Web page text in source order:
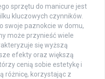
sprzętu do manicure jest
kluczowych czynników.
swoje paznokcie w domu,
może przynieść wiele
się wyższą
efekty oraz większą
cenią sobie estetykę i
różnicę, korzystając z